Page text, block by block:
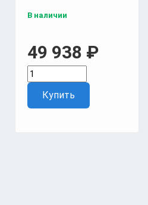
В наличии
49 938 ₽
Купить